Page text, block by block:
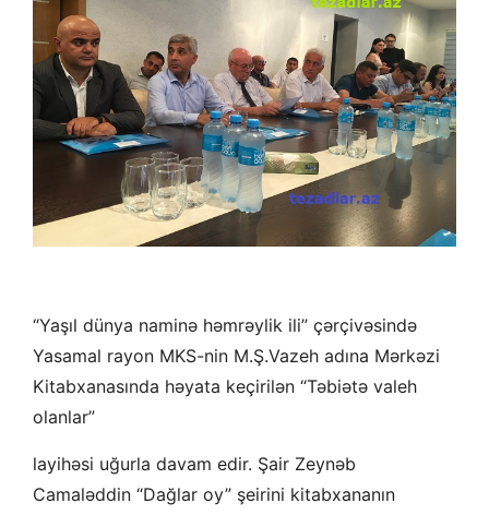
“Yaşıl dünya naminə həmrəylik ili” çərçivəsində
Yasamal rayon MKS-nin M.Ş.Vazeh adına Mərkəzi
Kitabxanasında həyata keçirilən “Təbiətə valeh
olanlar”
layihəsi uğurla davam edir. Şair Zeynəb
Camaləddin “Dağlar oy” şeirini kitabxananın